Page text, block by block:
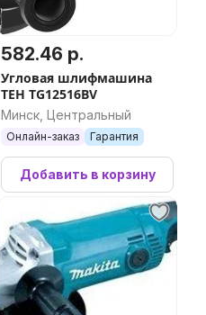
582.46 р.
Угловая шлифмашина
TEH TG12516BV
Минск, Центральный
Онлайн-заказ Гарантия
Добавить в корзину